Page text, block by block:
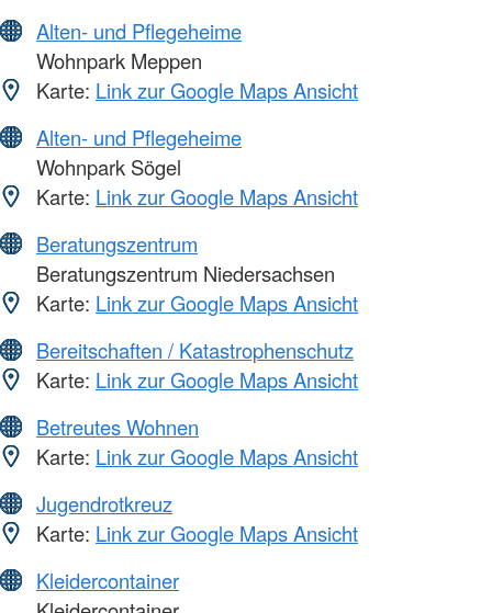
Alten- und Pflegeheime
Wohnpark Meppen
Karte: Link zur Google Maps Ansicht
Alten- und Pflegeheime
Wohnpark Sögel
Karte: Link zur Google Maps Ansicht
Beratungszentrum
Beratungszentrum Niedersachsen
Karte: Link zur Google Maps Ansicht
Bereitschaften / Katastrophenschutz
Karte: Link zur Google Maps Ansicht
Betreutes Wohnen
Karte: Link zur Google Maps Ansicht
Jugendrotkreuz
Karte: Link zur Google Maps Ansicht
Kleidercontainer